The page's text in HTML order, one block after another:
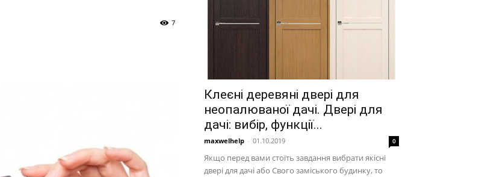
7
Клеєні деревяні двері для
неопалюваної дачі. Двері для
дачі: вибір, функції...
maxwelhelp - 01.10.2019 0
Якщо перед вами стоїть завдання вибрати якісні
двері для дачі або Свого заміського будинку, то